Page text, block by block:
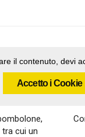
il contenuto, devi
Accetto i Cookie
cui un